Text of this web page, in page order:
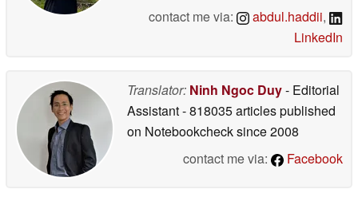
contact me via:
abdul.haddii,
LinkedIn
Translator: Ninh Ngoc Duy- Editorial
Assistant- 818035 articles published
on Notebookchecksince 2008
contact me via:
Facebook